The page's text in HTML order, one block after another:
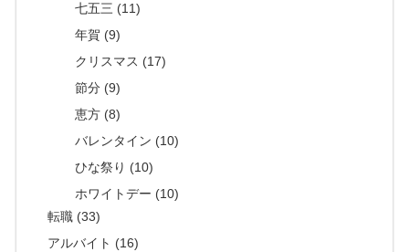
七五三 (11)
年賀 (9)
クリスマス (17)
節分 (9)
恵方 (8)
バレンタイン (10)
ひな祭り (10)
ホワイトデー (10)
転職 (33)
アルバイト (16)